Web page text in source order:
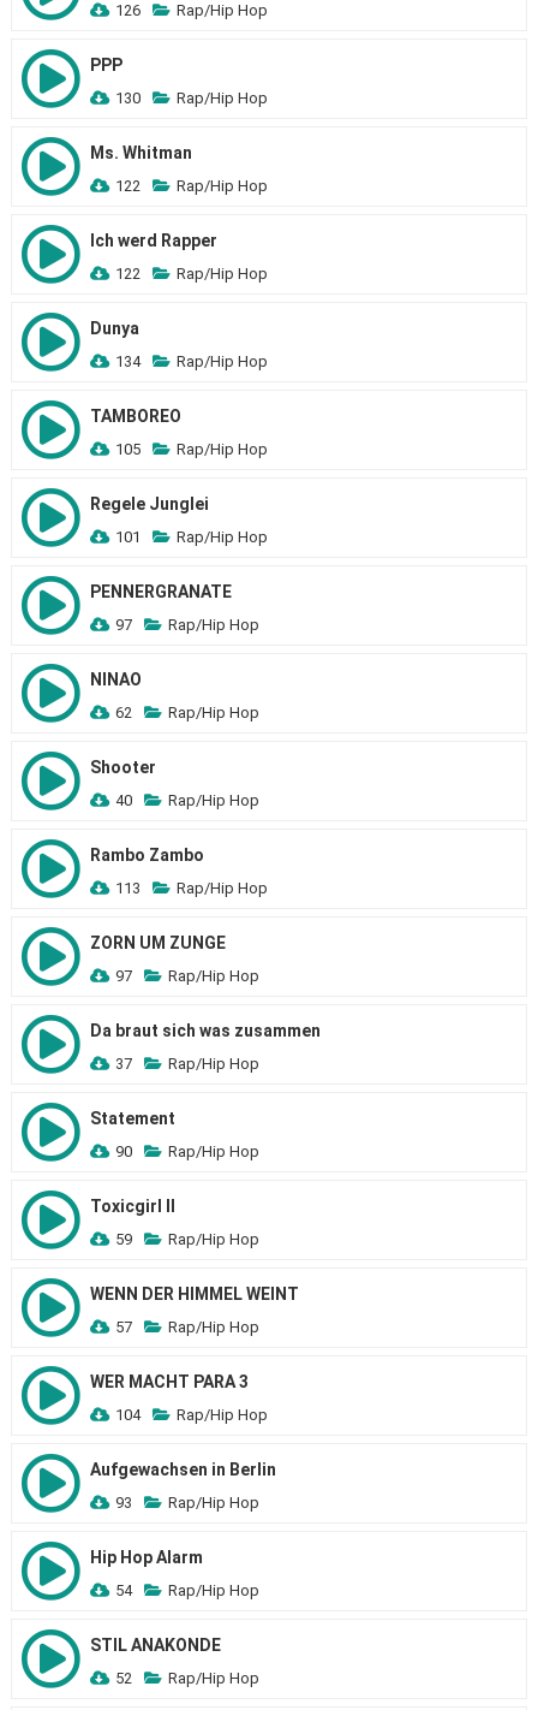
126 Rap/Hip Hop
PPP
130 Rap/Hip Hop
Ms. Whitman
122 Rap/Hip Hop
Ich werd Rapper
122 Rap/Hip Hop
Dunya
134 Rap/Hip Hop
TAMBOREO
105 Rap/Hip Hop
Regele Junglei
101 Rap/Hip Hop
PENNERGRANATE
97 Rap/Hip Hop
NINAO
62 Rap/Hip Hop
Shooter
40 Rap/Hip Hop
Rambo Zambo
113 Rap/Hip Hop
ZORN UM ZUNGE
97 Rap/Hip Hop
Da braut sich was zusammen
37 Rap/Hip Hop
Statement
90 Rap/Hip Hop
Toxicgirl II
59 Rap/Hip Hop
WENN DER HIMMEL WEINT
57 Rap/Hip Hop
WER MACHT PARA 3
104 Rap/Hip Hop
Aufgewachsen in Berlin
93 Rap/Hip Hop
Hip Hop Alarm
54 Rap/Hip Hop
STIL ANAKONDE
52 Rap/Hip Hop